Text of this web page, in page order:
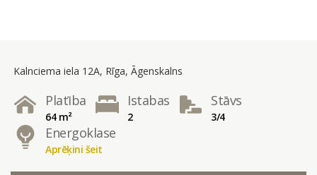
Kalnciema iela 12A, Rīga, Āgenskalns
Platība
64 m²
Istabas
2
Stāvs
3/4
Energoklase
Aprēķini šeit